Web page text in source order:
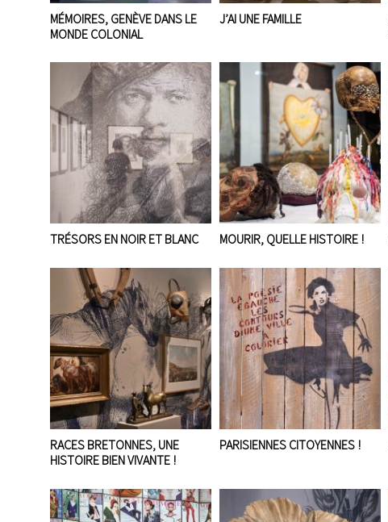
MÉMOIRES, GENÈVE DANS LE
MONDE COLONIAL
J’AI UNE FAMILLE
TRÉSORS EN NOIR ET BLANC MOURIR, QUELLE HISTOIRE !
RACES BRETONNES, UNE
HISTOIRE BIEN VIVANTE !
PARISIENNES CITOYENNES !